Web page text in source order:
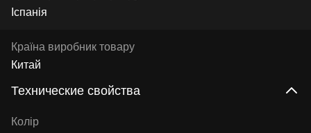
Іспанія
Країна виробник товару
Китай
Технические свойства
Колір